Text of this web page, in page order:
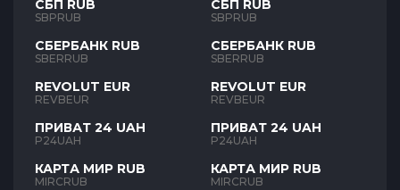
СБП RUB
SBPRUB
СБЕРБАНК RUB
SBERRUB
REVOLUT EUR
REVBEUR
ПРИВАТ 24 UAH
P24UAH
КАРТА МИР RUB
MIRCRUB
СБП RUB
SBPRUB
СБЕРБАНК RUB
SBERRUB
REVOLUT EUR
REVBEUR
ПРИВАТ 24 UAH
P24UAH
КАРТА МИР RUB
MIRCRUB